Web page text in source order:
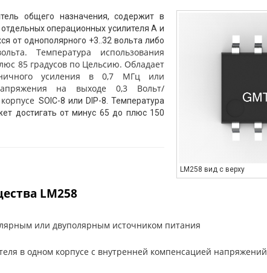
LM258 вид с верху
общего назначения, содержит в
операционных усилителя А и
от однополярного +3..32 вольта либо
Температура использования
85 градусов по Цельсию. Обладает
усиления в 0,7 МГц или
на выходе 0,3 Вольт/
SOIC-8 или DIP-8. Температура
достигать от минус 65 до плюс 150
LM258
или двуполярным источником питания
в одном корпусе с внутренней компенсацией напряжений